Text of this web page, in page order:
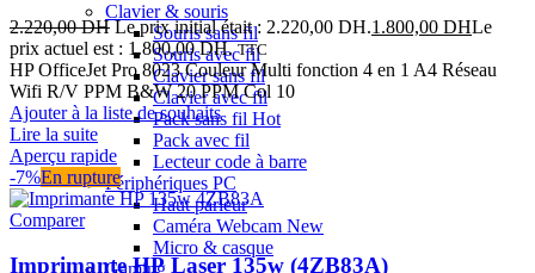
Clavier & souris
Souris sans fil
Souris avec fil
Clavier sans fil
Clavier avec fil
Pack sans fil Hot
Pack avec fil
Lecteur code à barre
Périphériques PC
Haut parleur
Caméra Webcam New
Micro & casque
2.220,00DH Le prix initial était : 2.220,00 DH.1.800,00 DHLe
prix actuel est : 1.800,00 DH. TTC
HP OfficeJet Pro 8023 Couleur Multi fonction 4 en 1 A4 Réseau
Wifi R/V PPM B&W 20 PPM Col 10
Ajouter à la liste de souhaits
Lire la suite
Aperçu rapide
-7%En rupture
Comparer
Imprimante HP Laser 135w (4ZB83A)